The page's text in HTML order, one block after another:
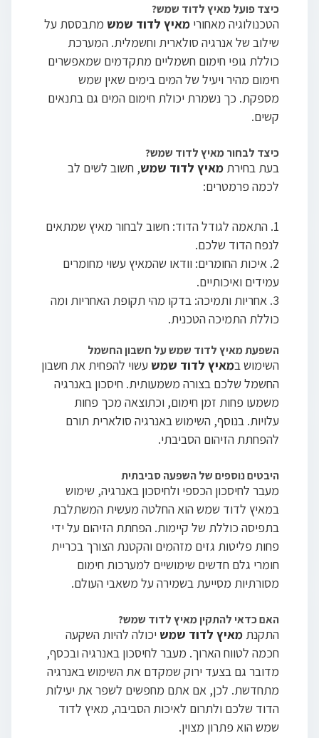
כיצד פועל מאיץ לדוד שמש?
הטכנולוגיה מאחורימאיץ לדוד שמש מתבססת על
שילוב של אנרגיה סולארית וחשמלית. המערכת
כוללת גופי חימום חשמליים מתקדמים שמאפשרים
חימום מהיר ויעיל של המים בימים שאין שמש
מספקת. כך נשמרת יכולת חימום המים גם בתנאים
קשים.
כיצד לבחור מאיץ לדוד שמש?
בעת בחירתמאיץ לדוד שמש, חשוב לשים לב
לכמה פרמטרים:
התאמה לגודל הדוד: חשוב לבחור מאיץ שמתאים
לנפח הדוד שלכם.
איכות החומרים: וודאו שהמאיץ עשוי מחומרים
עמידים ואיכותיים.
אחריות ותמיכה: בדקו מהי תקופת האחריות ומה
כוללת התמיכה הטכנית.
השפעת מאיץ לדוד שמש על חשבון החשמל
השימוש במאיץ לדוד שמש עשוי להפחית את חשבון
החשמל שלכם בצורה משמעותית. חיסכון באנרגיה
משמעו פחות זמן חימום, וכתוצאה מכך פחות
עלויות. בנוסף, השימוש באנרגיה סולארית תורם
להפחתת הזיהום הסביבתי.
היבטים נוספים של השפעה סביבתית
מעבר לחיסכון הכספי ולחיסכון באנרגיה, שימוש
במאיץ לדוד שמש הוא החלטה מעשית המשתלבת
בתפיסה כוללת של קיימות. הפחתת הזיהום על ידי
פחות פליטות גזים מזהמים והקטנת הצורך בכריית
חומרי גלם חדשים שימושיים למערכות חימום
מסורתיות מסייעת בשמירה על משאבי העולם.
האם כדאי להתקין מאיץ לדוד שמש?
התקנתמאיץ לדוד שמש יכולה להיות השקעה
חכמה לטווח הארוך. מעבר לחיסכון באנרגיה ובכסף,
מדובר גם בצעד ירוק שמקדם את השימוש באנרגיה
מתחדשת. לכן, אם אתם מחפשים לשפר את יעילות
הדוד שלכם ולתרום לאיכות הסביבה, מאיץ לדוד
שמש הוא פתרון מצוין.